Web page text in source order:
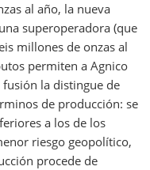
al año, la nueva
superoperadora (que
millones de onzas al
permiten a Agnico
fusión la distingue de
de producción: se
a los de los
riesgo geopolítico,
procede de